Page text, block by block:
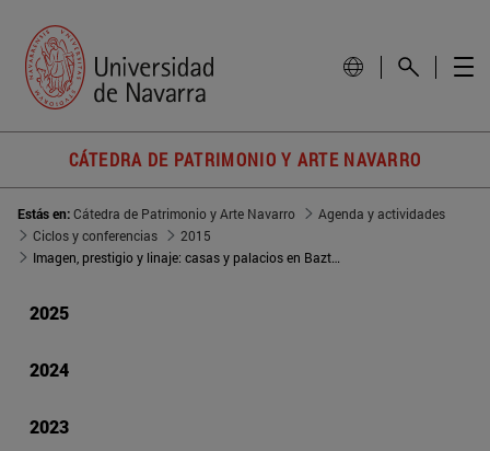
CÁTEDRA DE PATRIMONIO Y ARTE NAVARRO
Estás en:Cátedra de Patrimonio y Arte Navarro
Agenda y actividades
Ciclos y conferencias
2015
Imagen, prestigio y linaje: casas y palacios en Baztan
2025
2024
2023